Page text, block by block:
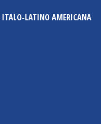
LATINO AMERICANA